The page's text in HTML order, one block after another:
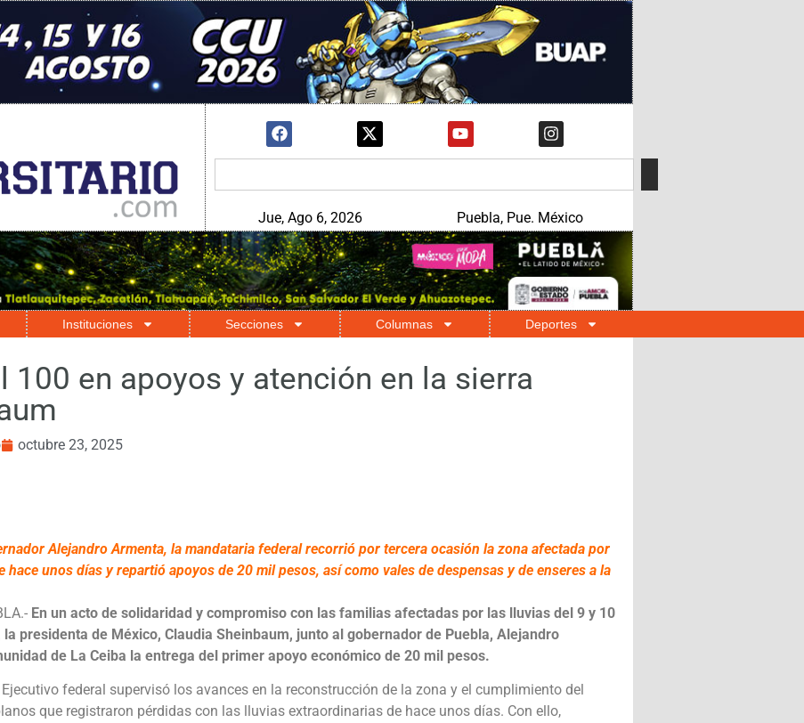
Jue, Ago 6, 2026 Puebla, Pue. México
Instituciones Secciones Columnas Deportes
100 en apoyos y atención en la sierra
octubre 23, 2025
Alejandro Armenta, la mandataria federal recorrió por tercera ocasión la zona afectada por
hace unos días y repartió apoyos de 20 mil pesos, así como vales de despensas y de enseres a la
En un acto de solidaridad y compromiso con las familias afectadas por las lluvias del 9 y 10
presidenta de México, Claudia Sheinbaum, junto al gobernador de Puebla, Alejandro
de La Ceiba la entrega del primer apoyo económico de 20 mil pesos.
federal supervisó los avances en la reconstrucción de la zona y el cumplimiento del
que registraron pérdidas con las lluvias extraordinarias de hace unos días. Con ello,